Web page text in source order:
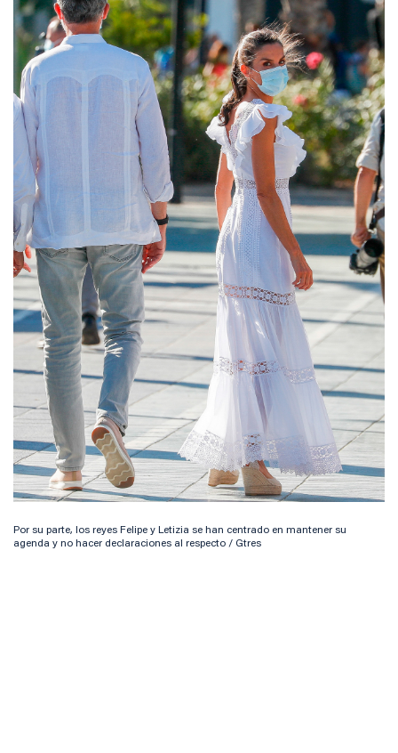
Por su parte, los reyes Felipe y Letizia se han centrado en mantener su
agenda y no hacer declaraciones al respecto / Gtres